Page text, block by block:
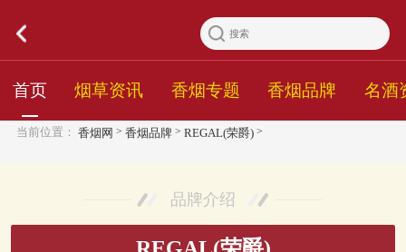
首页 烟草资讯 香烟专题 香烟品牌 名酒
当前位置： 香烟网 > 香烟品牌 > REGAL(荣爵)>
品牌介绍